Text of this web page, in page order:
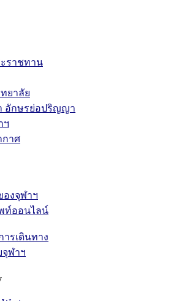
ราชทาน
ยาลัย
อักษรย่อปริญญา
ฯ
กาศ
งจุฬาฯ
ท์ออนไลน์
รเดินทาง
ฬาฯ